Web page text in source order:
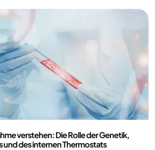
verstehen: Die Rolle der Genetik,
und des internen Thermostats